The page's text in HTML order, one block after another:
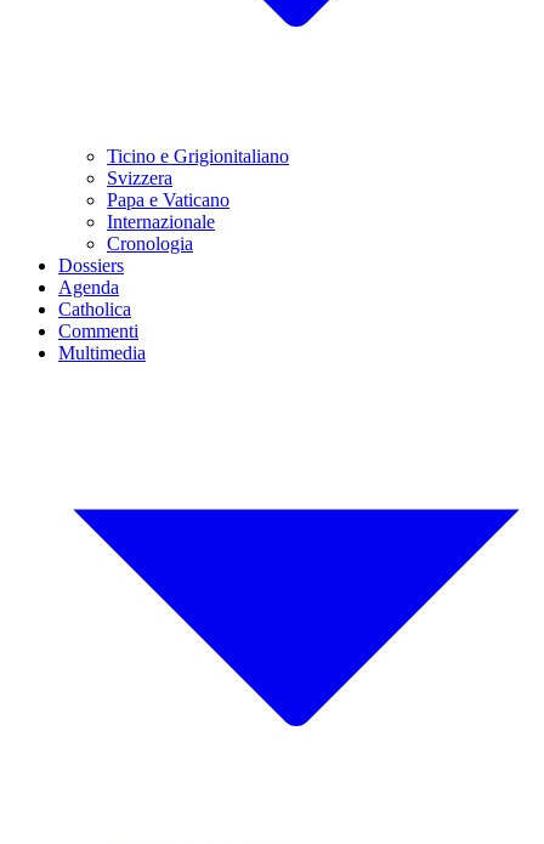
Ticino e Grigionitaliano
Svizzera
Papa e Vaticano
Internazionale
Cronologia
Dossiers
Agenda
Catholica
Commenti
Multimedia